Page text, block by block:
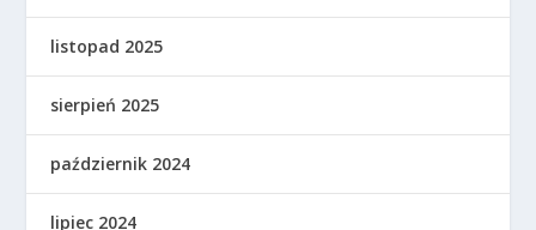
listopad 2025
sierpień 2025
październik 2024
lipiec 2024